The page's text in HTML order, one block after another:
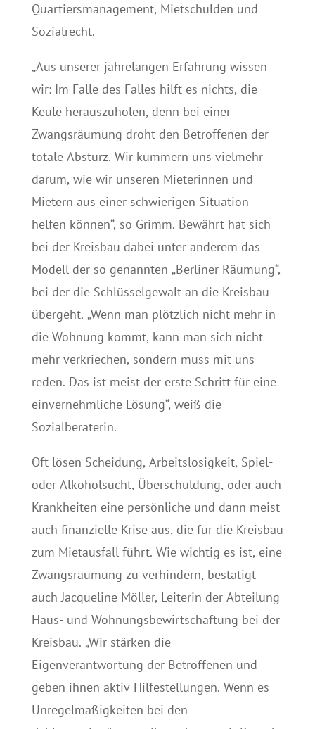
Quartiersmanagement, Mietschulden und
Sozialrecht.
„Aus unserer jahrelangen Erfahrung wissen
wir: Im Falle des Falles hilft es nichts, die
Keule herauszuholen, denn bei einer
Zwangsräumung droht den Betroffenen der
totale Absturz. Wir kümmern uns vielmehr
darum, wie wir unseren Mieterinnen und
Mietern aus einer schwierigen Situation
helfen können“, so Grimm. Bewährt hat sich
bei der Kreisbau dabei unter anderem das
Modell der so genannten „Berliner Räumung“,
bei der die Schlüsselgewalt an die Kreisbau
übergeht. „Wenn man plötzlich nicht mehr in
die Wohnung kommt, kann man sich nicht
mehr verkriechen, sondern muss mit uns
reden. Das ist meist der erste Schritt für eine
einvernehmliche Lösung“, weiß die
Sozialberaterin.
Oft lösen Scheidung, Arbeitslosigkeit, Spiel-
oder Alkoholsucht, Überschuldung, oder auch
Krankheiten eine persönliche und dann meist
auch finanzielle Krise aus, die für die Kreisbau
zum Mietausfall führt. Wie wichtig es ist, eine
Zwangsräumung zu verhindern, bestätigt
auch Jacqueline Möller, Leiterin der Abteilung
Haus- und Wohnungsbewirtschaftung bei der
Kreisbau. „Wir stärken die
Eigenverantwortung der Betroffenen und
geben ihnen aktiv Hilfestellungen. Wenn es
Unregelmäßigkeiten bei den